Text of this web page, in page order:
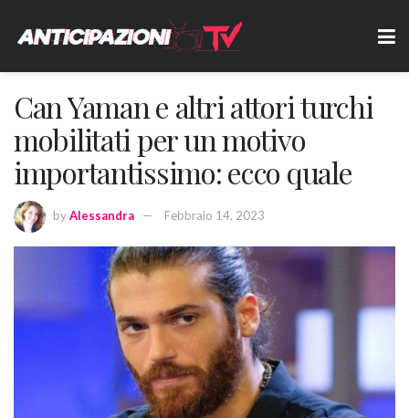
Can Yaman e altri attori turchi
mobilitati per un motivo
importantissimo: ecco quale
byAlessandra Febbraio 14, 2023